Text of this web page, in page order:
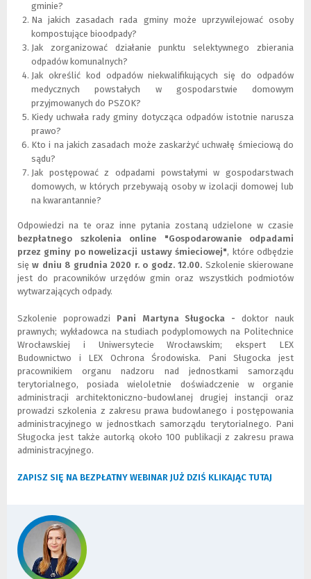
gminie?
Na jakich zasadach rada gminy może uprzywilejować osoby
kompostujące bioodpady?
Jak zorganizować działanie punktu selektywnego zbierania
odpadów komunalnych?
Jak określić kod odpadów niekwalifikujących się do odpadów
medycznych powstałych w gospodarstwie domowym
przyjmowanych do PSZOK?
Kiedy uchwała rady gminy dotycząca odpadów istotnie narusza
prawo?
Kto i na jakich zasadach może zaskarżyć uchwałę śmieciową do
sądu?
Jak postępować z odpadami powstałymi w gospodarstwach
domowych, w których przebywają osoby w izolacji domowej lub
na kwarantannie?
Odpowiedzi na te oraz inne pytania zostaną udzielone w czasie
bezpłatnego szkolenia online "Gospodarowanie odpadami
przez gminy po nowelizacji ustawy śmieciowej", które odbędzie
sięw dniu 8 grudnia 2020 r. o godz. 12.00. Szkolenie skierowane
jest do pracowników urzędów gmin oraz wszystkich podmiotów
wytwarzających odpady.
Szkolenie poprowadzi Pani Martyna Sługocka -doktor nauk
prawnych; wykładowca na studiach podyplomowych na Politechnice
Wrocławskiej i Uniwersytecie Wrocławskim; ekspert LEX
Budownictwo i LEX Ochrona Środowiska. Pani Sługocka jest
pracownikiem organu nadzoru nad jednostkami samorządu
terytorialnego, posiada wieloletnie doświadczenie w organie
administracji architektoniczno-budowlanej drugiej instancji oraz
prowadzi szkolenia z zakresu prawa budowlanego i postępowania
administracyjnego w jednostkach samorządu terytorialnego. Pani
Sługocka jest także autorką około 100 publikacji z zakresu prawa
administracyjnego.
ZAPISZ SIĘ NA BEZPŁATNY WEBINAR JUŻ DZIŚ KLIKAJĄC TUTAJ